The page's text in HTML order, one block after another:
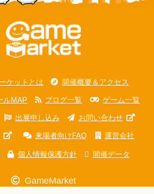
ケットとは 開催概要＆アクセス
ルMAP ブログ一覧 ゲーム一覧
出展申し込み お問い合わせ
来場者向けFAQ 運営会社
個人情報保護方針 開催データ
GameMarket